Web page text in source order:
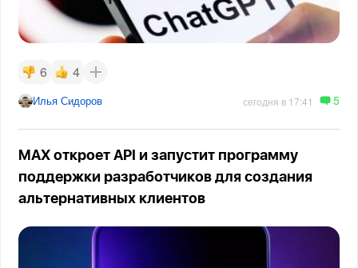
6 4
Илья Сидоров сегодня в 17:41 5
MAX откроет API и запустит программу
поддержки разработчиков для создания
альтернативных клиентов